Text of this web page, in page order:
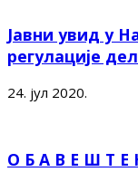
Јавни увид у
регулације
24. јул 2020.
О Б А В Е Ш Т Е